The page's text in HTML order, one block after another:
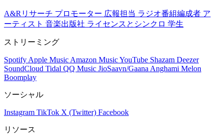
A&Rリサーチ プロモーター 広報担当 ラジオ番組編成者 ア
ーティスト 音楽出版社 ライセンスとシンクロ 学生
ストリーミング
Spotify Apple Music Amazon MusicYouTube Shazam Deezer
SoundCloud Tidal QQ Music JioSaavn/Gaana Anghami Melon
Boomplay
ソーシャル
Instagram TikTok X (Twitter) Facebook
リソース